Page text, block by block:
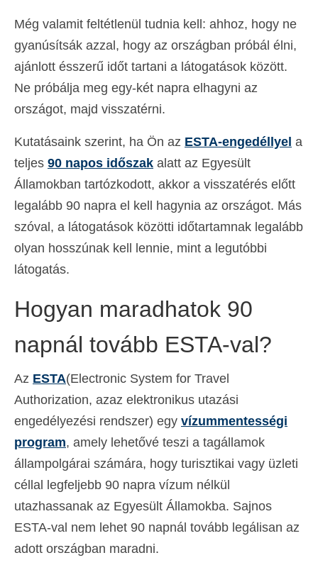
Slovenčina(Szlovák)
Slovenščina(Szlovén)
Svenska(Svéd)
Még valamit feltétlenül tudnia kell: ahhoz, hogy ne
gyanúsítsák azzal, hogy az országban próbál élni,
ajánlott ésszerű időt tartani a látogatások között.
Ne próbálja meg egy-két napra elhagyni az
országot, majd visszatérni.
Kutatásaink szerint, ha Ön az ESTA-engedéllyel a
teljes 90 napos időszak alatt az Egyesült
Államokban tartózkodott, akkor a visszatérés előtt
legalább 90 napra el kell hagynia az országot. Más
szóval, a látogatások közötti időtartamnak legalább
olyan hosszúnak kell lennie, mint a legutóbbi
látogatás.
Hogyan maradhatok 90
napnál tovább ESTA-val?
Az ESTA(Electronic System for Travel
Authorization, azaz elektronikus utazási
engedélyezési rendszer) egy vízummentességi
program, amely lehetővé teszi a tagállamok
állampolgárai számára, hogy turisztikai vagy üzleti
céllal legfeljebb 90 napra vízum nélkül
utazhassanak az Egyesült Államokba. Sajnos
ESTA-val nem lehet 90 napnál tovább legálisan az
adott országban maradni.